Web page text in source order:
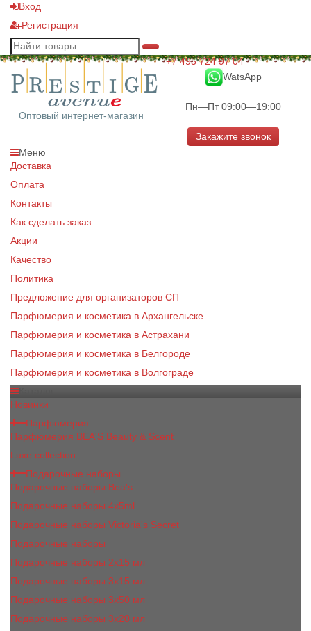
Вход
Регистрация
Оптовый интернет-магазин
+7 495 724 97 04
WatsApp
Пн—Пт 09:00—19:00
Закажите звонок
Меню
Доставка
Оплата
Контакты
Как сделать заказ
Акции
Качество
Политика
Предложение для организаторов СП
Парфюмерия и косметика в Архангельске
Парфюмерия и косметика в Астрахани
Парфюмерия и косметика в Белгороде
Парфюмерия и косметика в Волгограде
Новинки
Парфюмерия
Парфюмерия BEA'S Beauty & Scent
Luxe collection
Подарочные наборы
Подарочные наборы Bea's
Подарочные наборы 4х5ml
Подарочные наборы Victoria's Secret
Подарочные наборы
Подарочные наборы 2x15 мл
Подарочные наборы 3х15 мл
Подарочные наборы 3x50 мл
Подарочные наборы 3x20 мл